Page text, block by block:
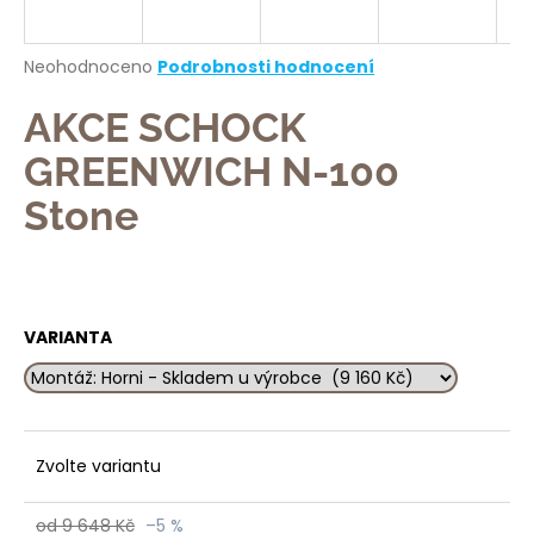
Průměrné
produktu
je
0,0
z
5
hvězdiček.
Neohodnoceno Podrobnosti hodnocení
AKCE SCHOCK
GREENWICH N-100
Stone
VARIANTA
Zvolte variantu
od 9 648 Kč –5 %
j
t
?
D
o
r
u